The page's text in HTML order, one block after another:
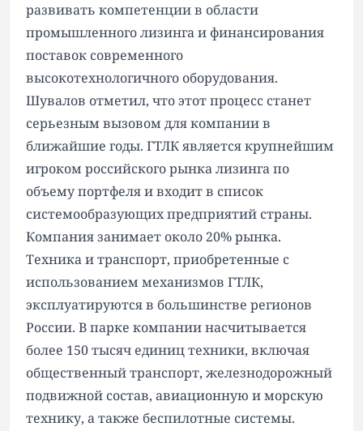
развивать компетенции в области
промышленного лизинга и финансирования
поставок современного
высокотехнологичного оборудования.
Шувалов отметил, что этот процесс станет
серьезным вызовом для компании в
ближайшие годы. ГТЛК является крупнейшим
игроком российского рынка лизинга по
объему портфеля и входит в список
системообразующих предприятий страны.
Компания занимает около 20% рынка.
Техника и транспорт, приобретенные с
использованием механизмов ГТЛК,
эксплуатируются в большинстве регионов
России. В парке компании насчитывается
более 150 тысяч единиц техники, включая
общественный транспорт, железнодорожный
подвижной состав, авиационную и морскую
технику, а также беспилотные системы.